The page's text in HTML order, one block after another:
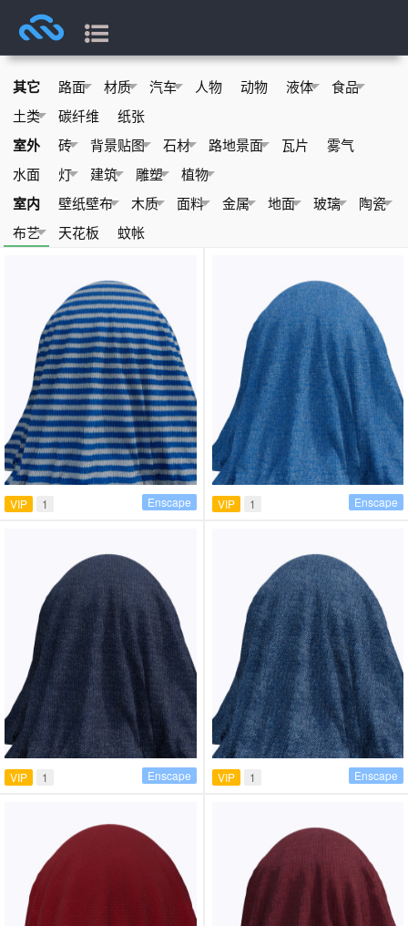
其它 路面 材质 汽车 人物 动物 液体
食品
土类
碳纤维 纸张
室外 砖 背景贴图 石材 路地景面 瓦片
雾气
水面
灯 建筑 雕塑 植物
室内 壁纸壁布 木质 面料 金属 地面 玻璃
陶瓷
布艺
天花板 蚊帐
VIP 1 Enscape VIP 1 Enscape
VIP 1 Enscape VIP 1 Enscape